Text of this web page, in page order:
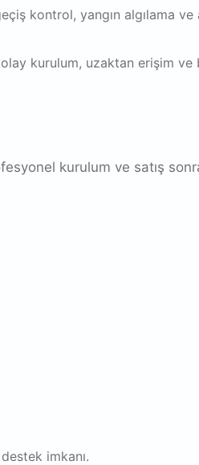
kontrol, yangın algılama
kurulum, uzaktan erişim ve
kurulum ve satış
imkanı.